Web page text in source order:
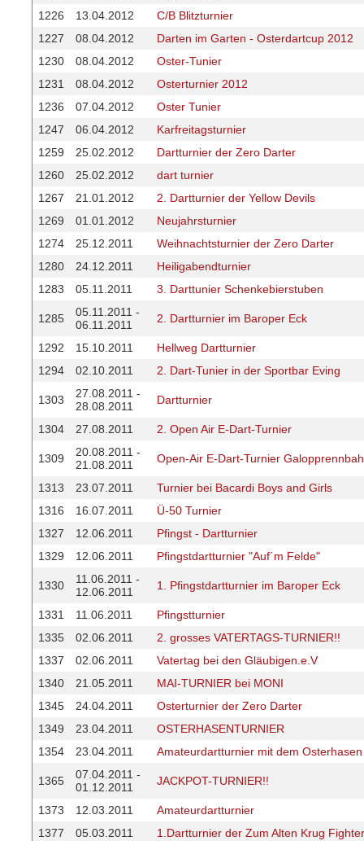
1226
13.04.2012
C/B Blitzturnier
1227
08.04.2012
Darten im Garten - Osterdartcup 2012
1230
08.04.2012
Oster-Tunier
1231
08.04.2012
Osterturnier 2012
1236
07.04.2012
Oster Tunier
1247
06.04.2012
Karfreitagsturnier
1259
25.02.2012
Dartturnier der Zero Darter
1260
25.02.2012
dart turnier
1267
21.01.2012
2. Dartturnier der Yellow Devils
1269
01.01.2012
Neujahrsturnier
1274
25.12.2011
Weihnachtsturnier der Zero Darter
1280
24.12.2011
Heiligabendturnier
1283
05.11.2011 3. Darttunier Schenkebierstuben
1285
05.11.2011 -
06.11.2011
2. Dartturnier im Baroper Eck
1292 15.10.2011
Hellweg Dartturnier
1294
02.10.2011 2. Dart-Tunier in der Sportbar Eving
1303
27.08.2011 -
28.08.2011
Dartturnier
1304 27.08.2011 2. Open Air E-Dart-Turnier
1309
20.08.2011 -
21.08.2011
Open-Air E-Dart-Turnier
1313 23.07.2011
Turnier bei Bacardi Boys and Girls
1316
16.07.2011
Ü-50 Turnier
1327
12.06.2011
Pfingst - Dartturnier
1329
12.06.2011 Pfingstdartturnier "Auf´m Felde"
1330
11.06.2011 -
12.06.2011
1. Pfingstdartturnier im Baroper Eck
1331 11.06.2011
Pfingstturnier
1335
02.06.2011
2. grosses VATERTAGS-TURNIER!!
1337
02.06.2011
Vatertag bei den Gläubigen.e.V
1340
21.05.2011
MAI-TURNIER bei MONI
1345
24.04.2011
Osterturnier der Zero Darter
1349
23.04.2011
OSTERHASENTURNIER
1354
23.04.2011 Amateurdartturnier mit dem Osterhasen
1365
07.04.2011 -
01.12.2011
JACKPOT-TURNIER!!
1373 12.03.2011
Amateurdartturnier
1377
05.03.2011 1.Dartturnier der Zum Alten Krug